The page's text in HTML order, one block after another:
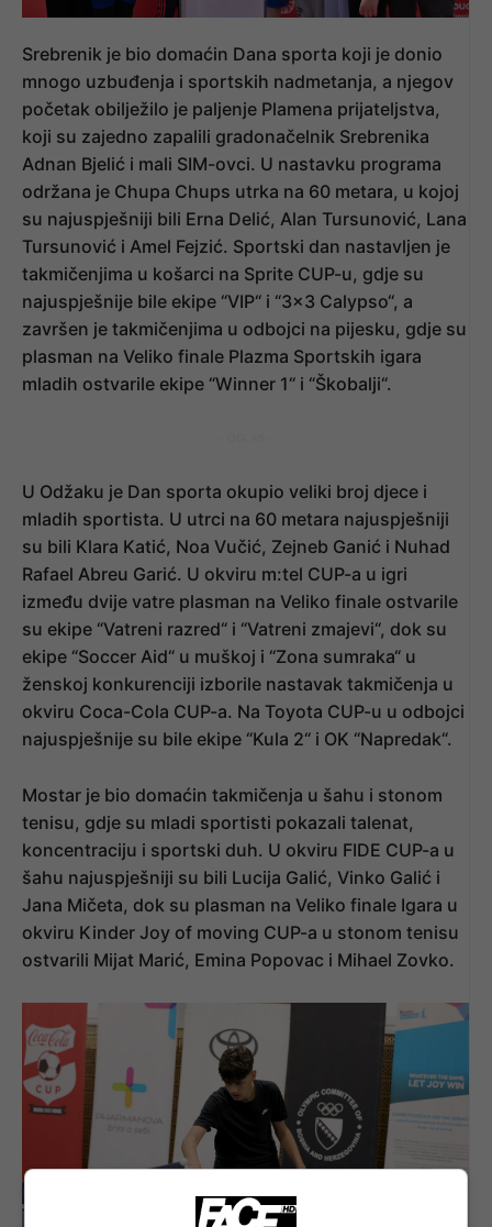
Srebrenik je bio domaćin Dana sporta koji je donio
mnogo uzbuđenja i sportskih nadmetanja, a njegov
početak obilježilo je paljenje Plamena prijateljstva,
koji su zajedno zapalili gradonačelnik Srebrenika
Adnan Bjelić i mali SIM-ovci. U nastavku programa
održana je Chupa Chups utrka na 60 metara, u kojoj
su najuspješniji bili Erna Delić, Alan Tursunović, Lana
Tursunović i Amel Fejzić. Sportski dan nastavljen je
takmičenjima u košarci na Sprite CUP-u, gdje su
najuspješnije bile ekipe “VIP“ i “3×3 Calypso“, a
završen je takmičenjima u odbojci na pijesku, gdje su
plasman na Veliko finale Plazma Sportskih igara
mladih ostvarile ekipe “Winner 1“ i “Škobalji“.
U Odžaku je Dan sporta okupio veliki broj djece i
mladih sportista. U utrci na 60 metara najuspješniji
su bili Klara Katić, Noa Vučić, Zejneb Ganić i Nuhad
Rafael Abreu Garić. U okviru m:tel CUP-a u igri
između dvije vatre plasman na Veliko finale ostvarile
su ekipe “Vatreni razred“ i “Vatreni zmajevi“, dok su
ekipe “Soccer Aid“ u muškoj i “Zona sumraka“ u
ženskoj konkurenciji izborile nastavak takmičenja u
okviru Coca-Cola CUP-a. Na Toyota CUP-u u odbojci
najuspješnije su bile ekipe “Kula 2“ i OK “Napredak“.
Mostar je bio domaćin takmičenja u šahu i stonom
tenisu, gdje su mladi sportisti pokazali talenat,
koncentraciju i sportski duh. U okviru FIDE CUP-a u
šahu najuspješniji su bili Lucija Galić, Vinko Galić i
Jana Mičeta, dok su plasman na Veliko finale Igara u
okviru Kinder Joy of moving CUP-a u stonom tenisu
ostvarili Mijat Marić, Emina Popovac i Mihael Zovko.